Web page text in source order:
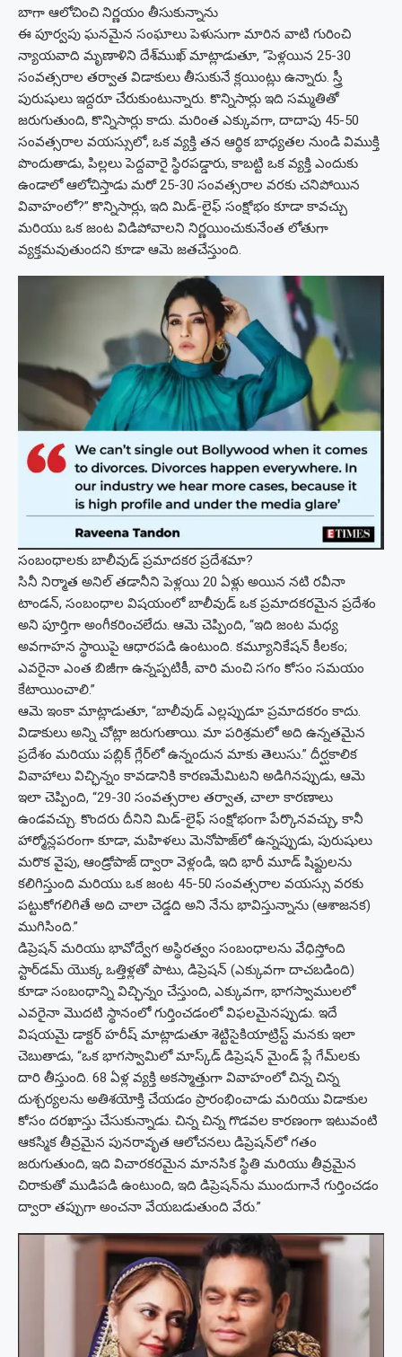
బాగా ఆలోచించి నిర్ణయం తీసుకున్నాను
ఈ పూర్వపు ఘనమైన సంఘాలు పెళుసుగా మారిన వాటి గురించి
న్యాయవాది మృణాళిని దేశ్‌ముఖ్ మాట్లాడుతూ, “పెళ్లయిన 25-30
సంవత్సరాల తర్వాత విడాకులు తీసుకునే క్లయింట్లు ఉన్నారు. స్త్రీ
పురుషులు ఇద్దరూ చేరుకుంటున్నారు. కొన్నిసార్లు ఇది సమ్మతితో
జరుగుతుంది, కొన్నిసార్లు కాదు. మరింత ఎక్కువగా, దాదాపు 45-50
సంవత్సరాల వయస్సులో, ఒక వ్యక్తి తన ఆర్థిక బాధ్యతల నుండి విముక్తి
పొందుతాడు, పిల్లలు పెద్దవారై స్థిరపడ్డారు, కాబట్టి ఒక వ్యక్తి ఎందుకు
ఉండాలో ఆలోచిస్తాడు మరో 25-30 సంవత్సరాల వరకు చనిపోయిన
వివాహంలో?” కొన్నిసార్లు, ఇది మిడ్-లైఫ్ సంక్షోభం కూడా కావచ్చు
మరియు ఒక జంట విడిపోవాలని నిర్ణయించుకునేంత లోతుగా
వ్యక్తమవుతుందని కూడా ఆమె జతచేస్తుంది.
సంబంధాలకు బాలీవుడ్ ప్రమాదకర ప్రదేశమా?
సినీ నిర్మాత అనిల్ తడానీని పెళ్లయి 20 ఏళ్లు అయిన నటి రవీనా
టాండన్, సంబంధాల విషయంలో బాలీవుడ్ ఒక ప్రమాదకరమైన ప్రదేశం
అని పూర్తిగా అంగీకరించలేదు. ఆమె చెప్పింది, “ఇది జంట మధ్య
అవగాహన స్థాయిపై ఆధారపడి ఉంటుంది. కమ్యూనికేషన్ కీలకం;
ఎవరైనా ఎంత బిజీగా ఉన్నప్పటికీ, వారి మంచి సగం కోసం సమయం
కేటాయించాలి.”
ఆమె ఇంకా మాట్లాడుతూ, “బాలీవుడ్ ఎల్లప్పుడూ ప్రమాదకరం కాదు.
విడాకులు అన్ని చోట్లా జరుగుతాయి. మా పరిశ్రమలో అది ఉన్నతమైన
ప్రదేశం మరియు పబ్లిక్ గ్లేర్‌లో ఉన్నందున మాకు తెలుసు.” దీర్ఘకాలిక
వివాహాలు విచ్ఛిన్నం కావడానికి కారణమేమిటని అడిగినప్పుడు, ఆమె
ఇలా చెప్పింది, “29-30 సంవత్సరాల తర్వాత, చాలా కారణాలు
ఉండవచ్చు. కొందరు దీనిని మిడ్-లైఫ్ సంక్షోభంగా పేర్కొనవచ్చు, కానీ
హార్మోన్లపరంగా కూడా, మహిళలు మెనోపాజ్‌లో ఉన్నప్పుడు, పురుషులు
మరొక వైపు, ఆండ్రోపాజ్ ద్వారా వెళ్లండి, ఇది భారీ మూడ్ షిఫ్టులను
కలిగిస్తుంది మరియు ఒక జంట 45-50 సంవత్సరాల వయస్సు వరకు
పట్టుకోగలిగితే అది చాలా చెడ్డది అని నేను భావిస్తున్నాను (ఆశాజనక)
ముగిసింది.”
డిప్రెషన్ మరియు భావోద్వేగ అస్థిరత్వం సంబంధాలను వేధిస్తోంది
స్టార్‌డమ్ యొక్క ఒత్తిళ్లతో పాటు, డిప్రెషన్ (ఎక్కువగా దాచబడింది)
కూడా సంబంధాన్ని విచ్ఛిన్నం చేస్తుంది, ఎక్కువగా, భాగస్వాములలో
ఎవరైనా మొదటి స్థానంలో గుర్తించడంలో విఫలమైనప్పుడు. ఇదే
విషయమై డాక్టర్ హరీష్ మాట్లాడుతూ శెట్టిసైకియాట్రిస్ట్ మనకు ఇలా
చెబుతాడు, “ఒక భాగస్వామిలో మాస్క్‌డ్ డిప్రెషన్ మైండ్ ప్లే గేమ్‌లకు
దారి తీస్తుంది. 68 ఏళ్ల వ్యక్తి అకస్మాత్తుగా వివాహంలో చిన్న చిన్న
దుశ్చర్యలను అతిశయోక్తి చేయడం ప్రారంభించాడు మరియు విడాకుల
కోసం దరఖాస్తు చేసుకున్నాడు. చిన్న చిన్న గొడవల కారణంగా ఇటువంటి
ఆకస్మిక తీవ్రమైన పునరావృత ఆలోచనలు డిప్రెషన్‌లో గతం
జరుగుతుంది, ఇది విచారకరమైన మానసిక స్థితి మరియు తీవ్రమైన
చిరాకుతో ముడిపడి ఉంటుంది, ఇది డిప్రెషన్‌ను ముందుగానే గుర్తించడం
ద్వారా తప్పుగా అంచనా వేయబడుతుంది వేరు.”